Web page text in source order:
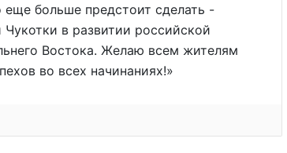
больше предстоит сделать -
в развитии российской
Востока. Желаю всем жителям
во всех начинаниях!»